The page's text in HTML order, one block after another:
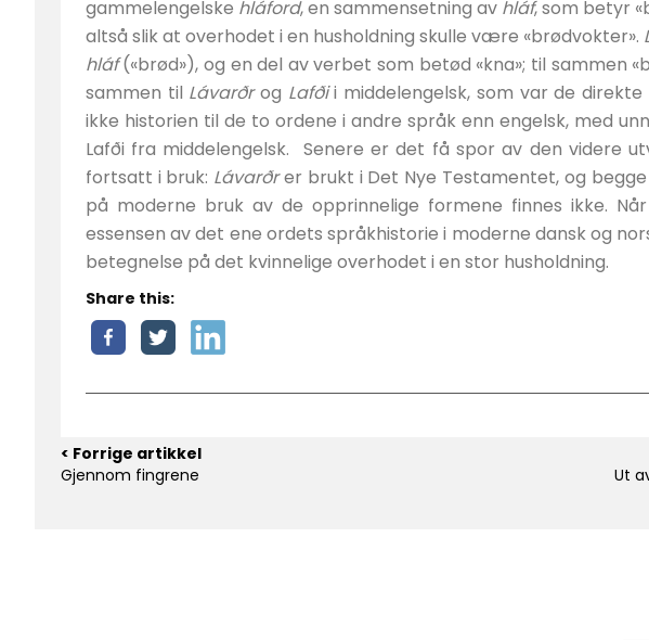
gammelengelske hláford, en sammensetning av hláf, som betyr
altså slik at overhodet i en husholdning skulle være «brødvokter».
hláf(«brød»), og en del av verbet som betød «kna»; til sammen
sammen til Lávarðrog Lafðii middelengelsk, som var de
ikke historien til de to ordene i andre språk enn engelsk, med
Lafði fra middelengelsk. Senere er det få spor av den videre
fortsatt i bruk: Lávarðrer brukt i Det Nye Testamentet, og
på moderne bruk av de opprinnelige formene finnes ikke.
essensen av det ene ordets språkhistorie i moderne dansk og
betegnelse på det kvinnelige overhodet i en stor husholdning.
Share this:
< Forrige artikkel
Gjennom fingrene
Ut